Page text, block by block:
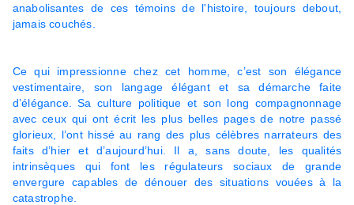
anabolisantes de ces témoins de l'histoire, toujours debout,
jamais couchés.
Ce qui impressionne chez cet homme, c’est son élégance
vestimentaire, son langage élégant et sa démarche faite
d’élégance. Sa culture politique et son long compagnonnage
avec ceux qui ont écrit les plus belles pages de notre passé
glorieux, l’ont hissé au rang des plus célèbres narrateurs des
faits d’hier et d’aujourd’hui. Il a, sans doute, les qualités
intrinsèques qui font les régulateurs sociaux de grande
envergure capables de dénouer des situations vouées à la
catastrophe.